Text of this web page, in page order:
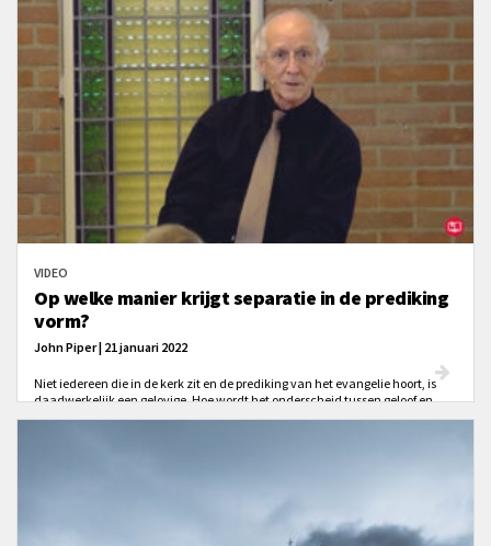
VIDEO
Op welke manier krijgt separatie in de prediking
vorm?
John Piper | 21 januari 2022
Niet iedereen die in de kerk zit en de prediking van het evangelie hoort, is
daadwerkelijk een gelovige. Hoe wordt het onderscheid tussen geloof en